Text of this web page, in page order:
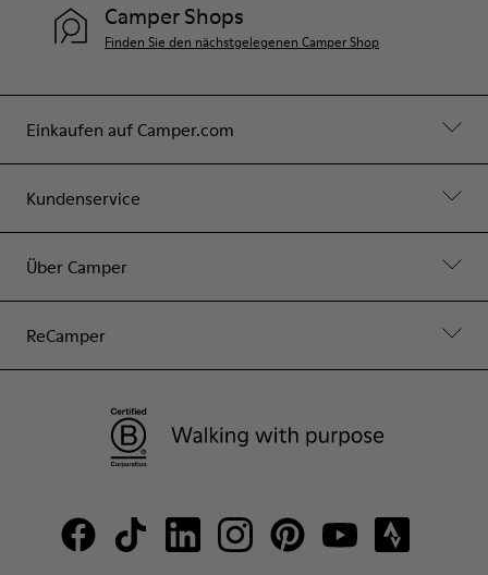
Einkaufen auf Camper.com
Kundenservice
Über Camper
ReCamper
Camper Shops
Finden Sie den nächstgelegenen Camper Shop